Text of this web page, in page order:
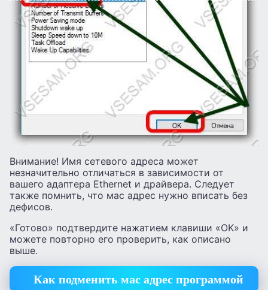
Внимание! Имя сетевого адреса может
незначительно отличаться в зависимости от
вашего адаптера Ethernet и драйвера. Следует
также помнить, что мас адрес нужно вписать без
дефисов.
«Готово» подтвердите нажатием клавиши «OK» и
можете повторно его проверить, как описано
выше.
Как подменить мас адрес программой